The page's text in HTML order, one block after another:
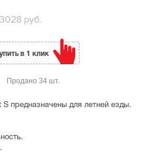
предназначены для летней езды.
руб.
в 1 клик
Продано 34 шт.